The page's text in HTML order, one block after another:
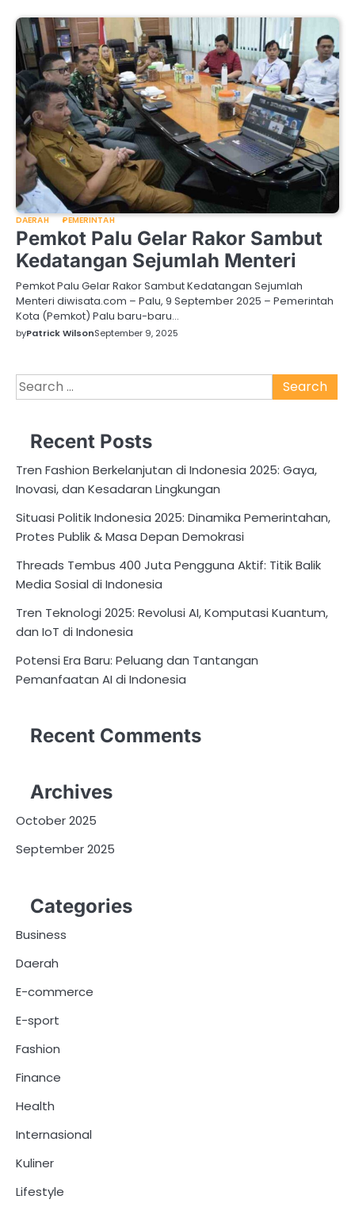
DAERAH PEMERINTAH
Pemkot Palu Gelar Rakor Sambut
Kedatangan Sejumlah Menteri
Pemkot Palu Gelar Rakor Sambut Kedatangan Sejumlah
Menteri diwisata.com – Palu, 9 September 2025 – Pemerintah
Kota (Pemkot) Palu baru-baru…
byPatrick WilsonSeptember 9, 2025
Search
for:
Recent Posts
Tren Fashion Berkelanjutan di Indonesia 2025: Gaya,
Inovasi, dan Kesadaran Lingkungan
Situasi Politik Indonesia 2025: Dinamika Pemerintahan,
Protes Publik & Masa Depan Demokrasi
Threads Tembus 400 Juta Pengguna Aktif: Titik Balik
Media Sosial di Indonesia
Tren Teknologi 2025: Revolusi AI, Komputasi Kuantum,
dan IoT di Indonesia
Potensi Era Baru: Peluang dan Tantangan
Pemanfaatan AI di Indonesia
Recent Comments
Archives
October 2025
September 2025
Categories
Business
Daerah
E-commerce
E-sport
Fashion
Finance
Health
Internasional
Kuliner
Lifestyle